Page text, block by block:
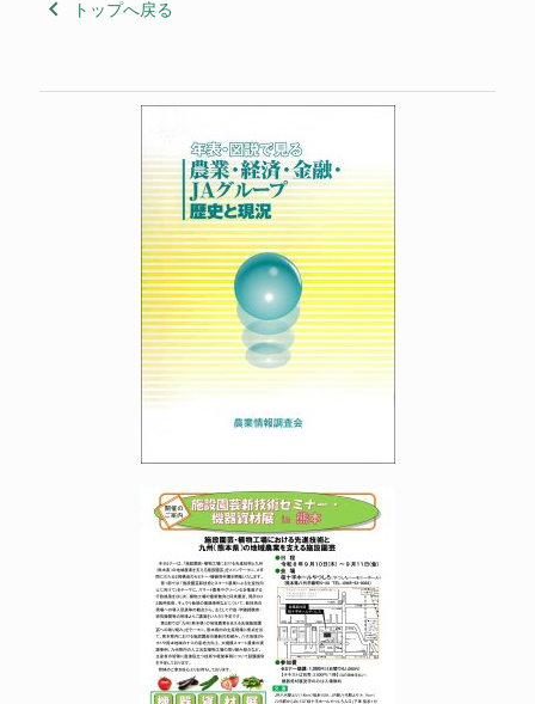
keyboard_arrow_left トップへ戻る